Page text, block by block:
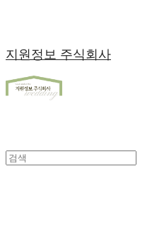
지원정보 주식회사